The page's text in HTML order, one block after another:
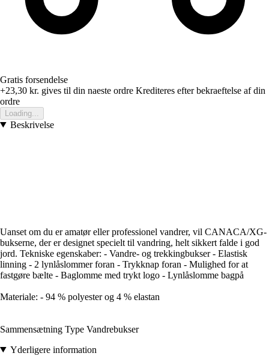
Gratis forsendelse
+23,30 kr. gives til din naeste ordre Krediteres efter bekraeftelse af din
ordre
Loading...
Beskrivelse
Uanset om du er amatør eller professionel vandrer, vil CANACA/XG-
bukserne, der er designet specielt til vandring, helt sikkert falde i god
jord. Tekniske egenskaber: - Vandre- og trekkingbukser - Elastisk
linning - 2 lynlåslommer foran - Trykknap foran - Mulighed for at
fastgøre bælte - Baglomme med trykt logo - Lynlåslomme bagpå
Materiale: - 94 % polyester og 4 % elastan
Sammensætning Type Vandrebukser
Yderligere information